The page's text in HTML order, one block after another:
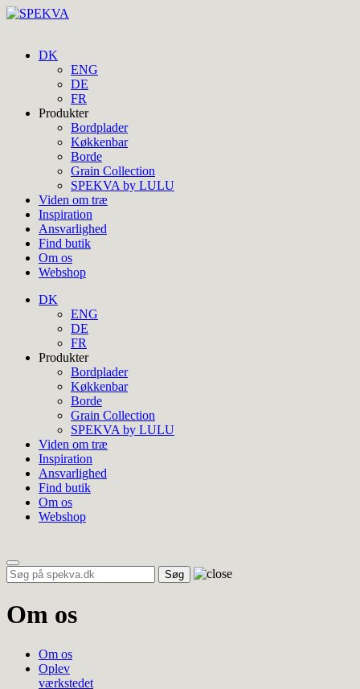
DK
ENG
DE
FR
Produkter
Bordplader
Køkkenbar
Borde
Grain Collection
SPEKVA by LULU
Viden om træ
Inspiration
Ansvarlighed
Find butik
Om os
Webshop
DK
ENG
DE
FR
Produkter
Bordplader
Køkkenbar
Borde
Grain Collection
SPEKVA by LULU
Viden om træ
Inspiration
Ansvarlighed
Find butik
Om os
Webshop
Toggle
navigation
Om os
Om os
Oplev
værkstedet